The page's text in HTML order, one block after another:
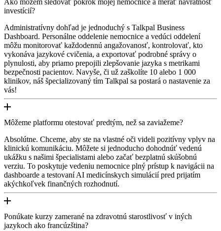
investícií?
Administratívny dohľad je jednoduchý s Talkpal Business
Dashboard. Personálne oddelenie nemocnice a vedúci oddelení
môžu monitorovať každodennú angažovanosť, kontrolovať, kto
vykonáva jazykové cvičenia, a exportovať podrobné správy o
plynulosti, aby priamo prepojili zlepšovanie jazyka s metrikami
bezpečnosti pacientov. Navyše, či už zaškolíte 10 alebo 1 000
klinikov, náš špecializovaný tím Talkpal sa postará o nastavenie za
vás!
Môžeme platformu otestovať predtým, než sa zaviažeme?
Absolútne. Chceme, aby ste na vlastné oči videli pozitívny vplyv na
klinickú komunikáciu. Môžete si jednoducho dohodnúť vedenú
ukážku s našimi špecialistami alebo začať bezplatnú skúšobnú
verziu. To poskytuje vedeniu nemocnice plný prístup k navigácii na
dashboarde a testovaní AI medicínskych simulácií pred prijatím
akýchkoľvek finančných rozhodnutí.
Ponúkate kurzy zamerané na zdravotnú starostlivosť v iných
jazykoch ako francúzština?